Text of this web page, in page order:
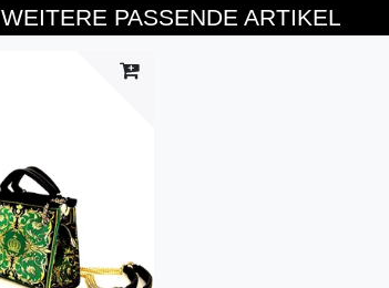
WEITERE PASSENDE ARTIKEL